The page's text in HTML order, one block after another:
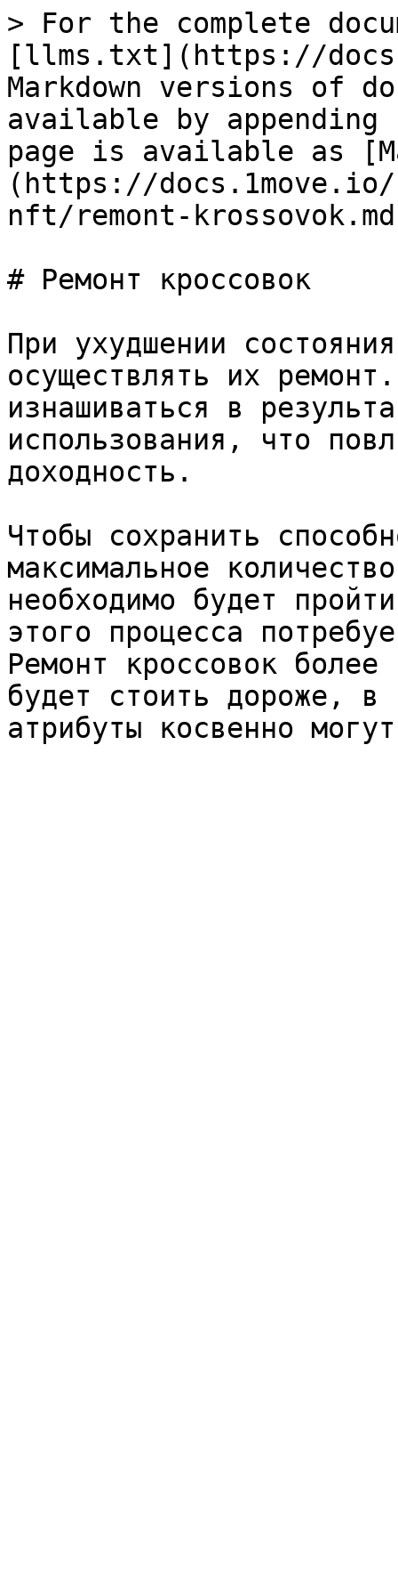
> For the complete
[llms.txt](https://
Markdown versions of
available by
page is available as
(https://
nft/remont-
# Ремонт кроссовок
При ухудшении
осуществлять их
изнашиваться в
использования, что
доходность.
Чтобы сохранить
максимальное
необходимо будет
этого процесса
Ремонт кроссовок
будет стоить дороже, в